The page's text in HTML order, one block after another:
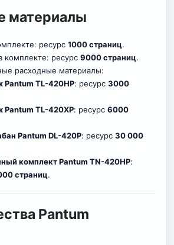
материалы
ресурс 1000 страниц.
комплекте: ресурс 9000 страниц.
расходные материалы:
Pantum TL-420HP: ресурс3000
Pantum TL-420XP: ресурс6000
Pantum DL-420P: ресурс30 000
комплект Pantum TN-420HP:
страниц.
Pantum